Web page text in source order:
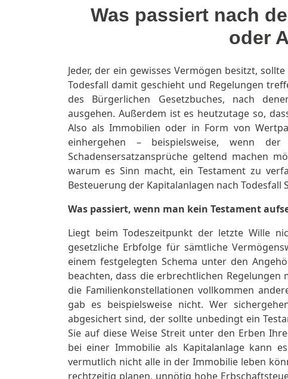
Was passiert nach
oder
Jeder, der ein gewisses Vermögen besitzt,
Todesfall damit geschieht und Regelungen
des Bürgerlichen Gesetzbuches, nach
ausgehen. Außerdem ist es heutzutage so,
Also als Immobilien oder in Form von
einhergehen – beispielsweise, wenn der
Schadensersatzansprüche geltend machen
warum es Sinn macht, ein Testament zu
Besteuerung der Kapitalanlagen nach Todesfall
Was passiert, wenn man kein Testament
Liegt beim Todeszeitpunkt der letzte Wille
gesetzliche Erbfolge für sämtliche
einem festgelegten Schema unter den
beachten, dass die erbrechtlichen Regelungen
die Familienkonstellationen vollkommen
gab es beispielsweise nicht. Wer
abgesichert sind, der sollte unbedingt ein
Sie auf diese Weise Streit unter den Erben
bei einer Immobilie als Kapitalanlage kann
vermutlich nicht alle in der Immobilie leben
rechtzeitig planen, unnötig hohe